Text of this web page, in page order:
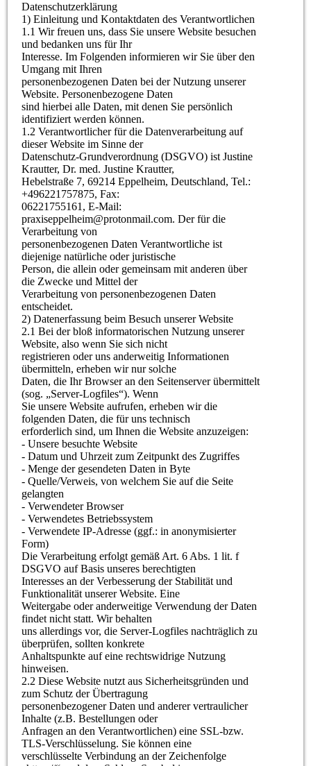
Datenschutzerklärung
1) Einleitung und Kontaktdaten des Verantwortlichen
1.1 Wir freuen uns, dass Sie unsere Website besuchen
und bedanken uns für Ihr
Interesse. Im Folgenden informieren wir Sie über den
Umgang mit Ihren
personenbezogenen Daten bei der Nutzung unserer
Website. Personenbezogene Daten
sind hierbei alle Daten, mit denen Sie persönlich
identifiziert werden können.
1.2 Verantwortlicher für die Datenverarbeitung auf
dieser Website im Sinne der
Datenschutz-Grundverordnung (DSGVO) ist Justine
Krautter, Dr. med. Justine Krautter,
Hebelstraße 7, 69214 Eppelheim, Deutschland, Tel.:
+496221757875, Fax:
06221755161, E-Mail:
praxiseppelheim@protonmail.com. Der für die
Verarbeitung von
personenbezogenen Daten Verantwortliche ist
diejenige natürliche oder juristische
Person, die allein oder gemeinsam mit anderen über
die Zwecke und Mittel der
Verarbeitung von personenbezogenen Daten
entscheidet.
2) Datenerfassung beim Besuch unserer Website
2.1 Bei der bloß informatorischen Nutzung unserer
Website, also wenn Sie sich nicht
registrieren oder uns anderweitig Informationen
übermitteln, erheben wir nur solche
Daten, die Ihr Browser an den Seitenserver übermittelt
(sog. „Server-Logfiles“). Wenn
Sie unsere Website aufrufen, erheben wir die
folgenden Daten, die für uns technisch
erforderlich sind, um Ihnen die Website anzuzeigen:
- Unsere besuchte Website
- Datum und Uhrzeit zum Zeitpunkt des Zugriffes
- Menge der gesendeten Daten in Byte
- Quelle/Verweis, von welchem Sie auf die Seite
gelangten
- Verwendeter Browser
- Verwendetes Betriebssystem
- Verwendete IP-Adresse (ggf.: in anonymisierter
Form)
Die Verarbeitung erfolgt gemäß Art. 6 Abs. 1 lit. f
DSGVO auf Basis unseres berechtigten
Interesses an der Verbesserung der Stabilität und
Funktionalität unserer Website. Eine
Weitergabe oder anderweitige Verwendung der Daten
findet nicht statt. Wir behalten
uns allerdings vor, die Server-Logfiles nachträglich zu
überprüfen, sollten konkrete
Anhaltspunkte auf eine rechtswidrige Nutzung
hinweisen.
2.2 Diese Website nutzt aus Sicherheitsgründen und
zum Schutz der Übertragung
personenbezogener Daten und anderer vertraulicher
Inhalte (z.B. Bestellungen oder
Anfragen an den Verantwortlichen) eine SSL-bzw.
TLS-Verschlüsselung. Sie können eine
verschlüsselte Verbindung an der Zeichenfolge